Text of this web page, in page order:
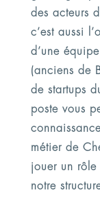
des acteurs
c’est aussi
d’une
(anciens de
de startups
poste vous
métier de
jouer un
notre